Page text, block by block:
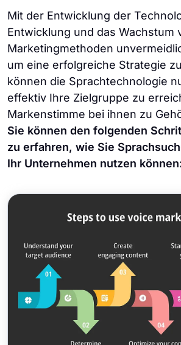
Mit der Entwicklung der
Entwicklung und das Wachstum
Marketingmethoden
um eine erfolgreiche Strategie
können die Sprachtechnologie
effektiv Ihre Zielgruppe zu
Markenstimme bei ihnen zu
Sie können den folgenden
zu erfahren, wie Sie
Ihr Unternehmen nutzen